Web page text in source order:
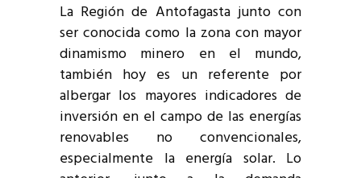
La Región de Antofagasta junto con
ser conocida como la zona con mayor
dinamismo minero en el mundo,
también hoy es un referente por
albergar los mayores indicadores de
inversión en el campo de las energías
renovables no convencionales,
especialmente la energía solar. Lo